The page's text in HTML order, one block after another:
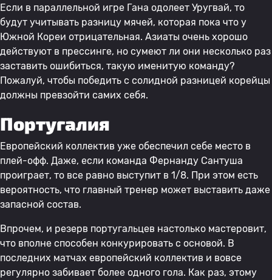
Если в параллельной игре Гана одолеет Уругвай, то
будут учитывать разницу мячей, которая пока что у
Южной Кореи отрицательная. Азиаты очень хорошо
действуют в прессинге, но сумеют ли они несколько раз
заставить ошибиться, такую именитую команду?
Пожалуй, чтобы победить с солидной разницей корейцы
должны превзойти самих себя.
Португалия
Европейский коллектив уже обеспечил себе место в
плей-офф. Даже, если команда Фернанду Сантуша
проиграет, то все равно выступит в 1/8. При этом есть
вероятность, что главный тренер может выставить даже
запасной состав.
Впрочем, и резерв португальцев настолько мастеровит,
что вполне способен конкурировать с основой. В
последних матчах европейский коллектив и вовсе
регулярно забивает более одного гола. Как раз, этому